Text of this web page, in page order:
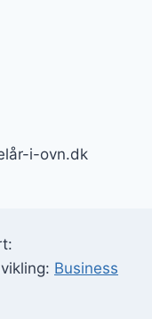
i-ovn.dk
Business